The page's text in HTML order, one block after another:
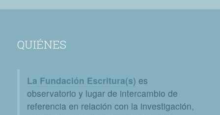
QUIÉNES
La Fundación Escritura(s) es
observatorio y lugar de intercambio de
referencia en relación con la investigación,